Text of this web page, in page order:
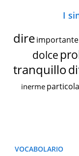
I
dire importante
dolce
tranquillo
inerme
VOCABOLARIO